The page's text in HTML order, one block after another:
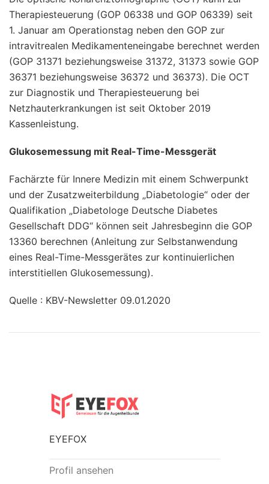
Therapiesteuerung (GOP 06338 und GOP 06339) seit
1. Januar am Operationstag neben den GOP zur
intravitrealen Medikamenteneingabe berechnet werden
(GOP 31371 beziehungsweise 31372, 31373 sowie GOP
36371 beziehungsweise 36372 und 36373). Die OCT
zur Diagnostik und Therapiesteuerung bei
Netzhauterkrankungen ist seit Oktober 2019
Kassenleistung.
Glukosemessung mit Real-Time-Messgerät
Fachärzte für Innere Medizin mit einem Schwerpunkt
und der Zusatzweiterbildung „Diabetologie“ oder der
Qualifikation „Diabetologe Deutsche Diabetes
Gesellschaft DDG“ können seit Jahresbeginn die GOP
13360 berechnen (Anleitung zur Selbstanwendung
eines Real-Time-Messgerätes zur kontinuierlichen
interstitiellen Glukosemessung).
Quelle : KBV-Newsletter 09.01.2020
EYEFOX
Profil ansehen